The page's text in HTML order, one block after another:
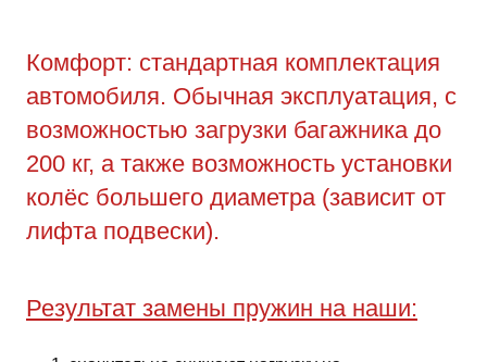
Комфорт: стандартная комплектация
автомобиля. Обычная эксплуатация, с
возможностью загрузки багажника до
200 кг, а также возможность установки
колёс большего диаметра (зависит от
лифта подвески).
Результат замены пружин на наши: